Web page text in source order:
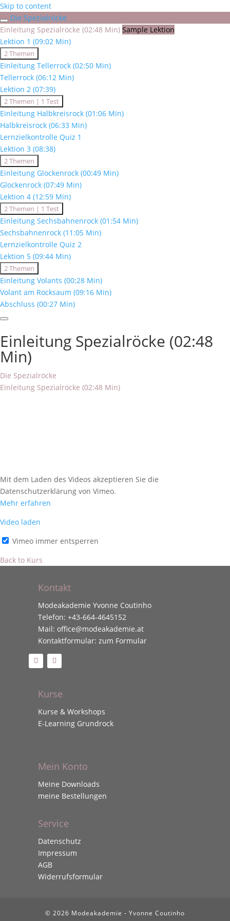
Skip to content
Die Spezialröcke
Einleitung Spezialröcke (02:48 Min) Sample Lektion
Lektion 1 (09:02 Min)
Expand
Lektion
1
(09:02
Min)
2 Themen
Einleitung Tellerrock (02:50 Min)
Tellerrock (06:12 Min)
Lektion 2 (07:39)
Expand
Lektion
2
(07:39)
2 Themen | 1 Test
Einleitung Halbkreisrock (01:06 Min)
Halbkreisrock (06:33 Min)
Lernzielkontrolle Quiz 1
Lektion 3 (08:38)
Expand
Lektion
3
(08:38)
2 Themen
Einleitung Glockenrock (00:49 Min)
Glockenrock (07:49 Min)
Lektion 4 (12:59 Min)
Expand
Lektion
4
(12:59
Min)
2 Themen | 1 Test
Einleitung Sechsbahnenrock (01:54 Min)
Sechsbahnenrock (11:05 Min)
Lernzielkontrolle Quiz 2
Lektion 5 (09:44 Min)
Expand
Lektion
5
(09:44
Min)
2 Themen
Einleitung Volants (00:28 Min)
Volant am Rocksaum (09:16 Min)
Abschluss (00:27 Min)
Einleitung Spezialröcke (02:48
Min)
Die Spezialröcke
Einleitung Spezialröcke (02:48 Min)
Mit dem Laden des Videos akzeptieren Sie die
Datenschutzerklärung von Vimeo.
Mehr erfahren
Video laden
Vimeo immer entsperren
Back to Kurs
Kontakt
Modeakademie Yvonne Coutinho
Telefon: +43-664-4645152
Mail: office@modeakademie.at
Kontaktformular: zum Formular
Kurse
Kurse & Workshops
E-Learning Grundrock
Mein Konto
Meine Downloads
meine Bestellungen
Service
Datenschutz
Impressum
AGB
Widerrufsformular
© 2026 Modeakademie - Yvonne Coutinho